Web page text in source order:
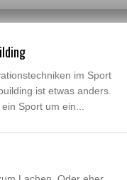
im Sport
ist etwas anders.
Sport um ein...